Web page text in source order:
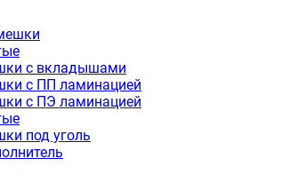
асинхронные трёхфазные с тормозом
асинхронные трёхфазные
электродвигатели INNORED
INNORED
независимая вентиляция INNOVARI
цилиндрические редукторы INNORED
редукторы INNORED в квадратном
редукторы INNORED
редукторы INNORED MC
с вкладышами
с ПП ламинацией
с ПЭ ламинацией
под уголь